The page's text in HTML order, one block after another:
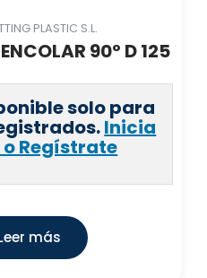
PLASTIC S.L.
90º D 125
solo para
Inicia
o Regístrate
más